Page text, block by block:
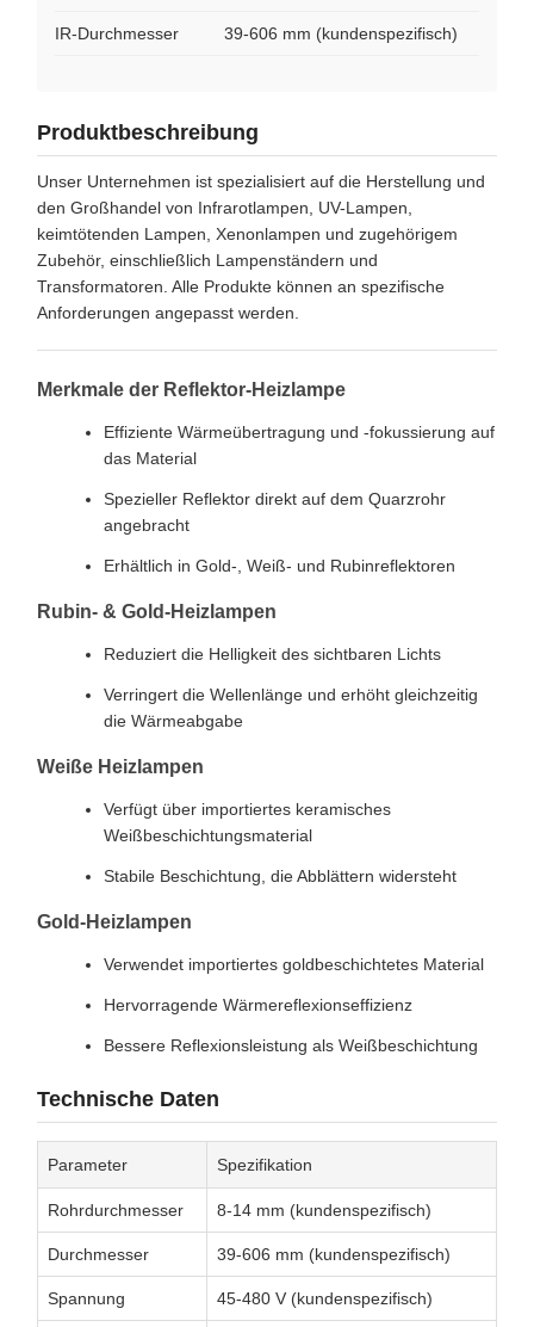
IR-Durchmesser 39-606 mm (kundenspezifisch)
Produktbeschreibung
Unser Unternehmen ist spezialisiert auf die Herstellung und
den Großhandel von Infrarotlampen, UV-Lampen,
keimtötenden Lampen, Xenonlampen und zugehörigem
Zubehör, einschließlich Lampenständern und
Transformatoren. Alle Produkte können an spezifische
Anforderungen angepasst werden.
Merkmale der Reflektor-Heizlampe
Effiziente Wärmeübertragung und -fokussierung auf
das Material
Spezieller Reflektor direkt auf dem Quarzrohr
angebracht
Erhältlich in Gold-, Weiß- und Rubinreflektoren
Rubin- & Gold-Heizlampen
Reduziert die Helligkeit des sichtbaren Lichts
Verringert die Wellenlänge und erhöht gleichzeitig
die Wärmeabgabe
Weiße Heizlampen
Verfügt über importiertes keramisches
Weißbeschichtungsmaterial
Stabile Beschichtung, die Abblättern widersteht
Gold-Heizlampen
Verwendet importiertes goldbeschichtetes Material
Hervorragende Wärmereflexionseffizienz
Bessere Reflexionsleistung als Weißbeschichtung
Technische Daten
Parameter Spezifikation
Rohrdurchmesser 8-14 mm (kundenspezifisch)
Durchmesser 39-606 mm (kundenspezifisch)
Spannung 45-480 V (kundenspezifisch)